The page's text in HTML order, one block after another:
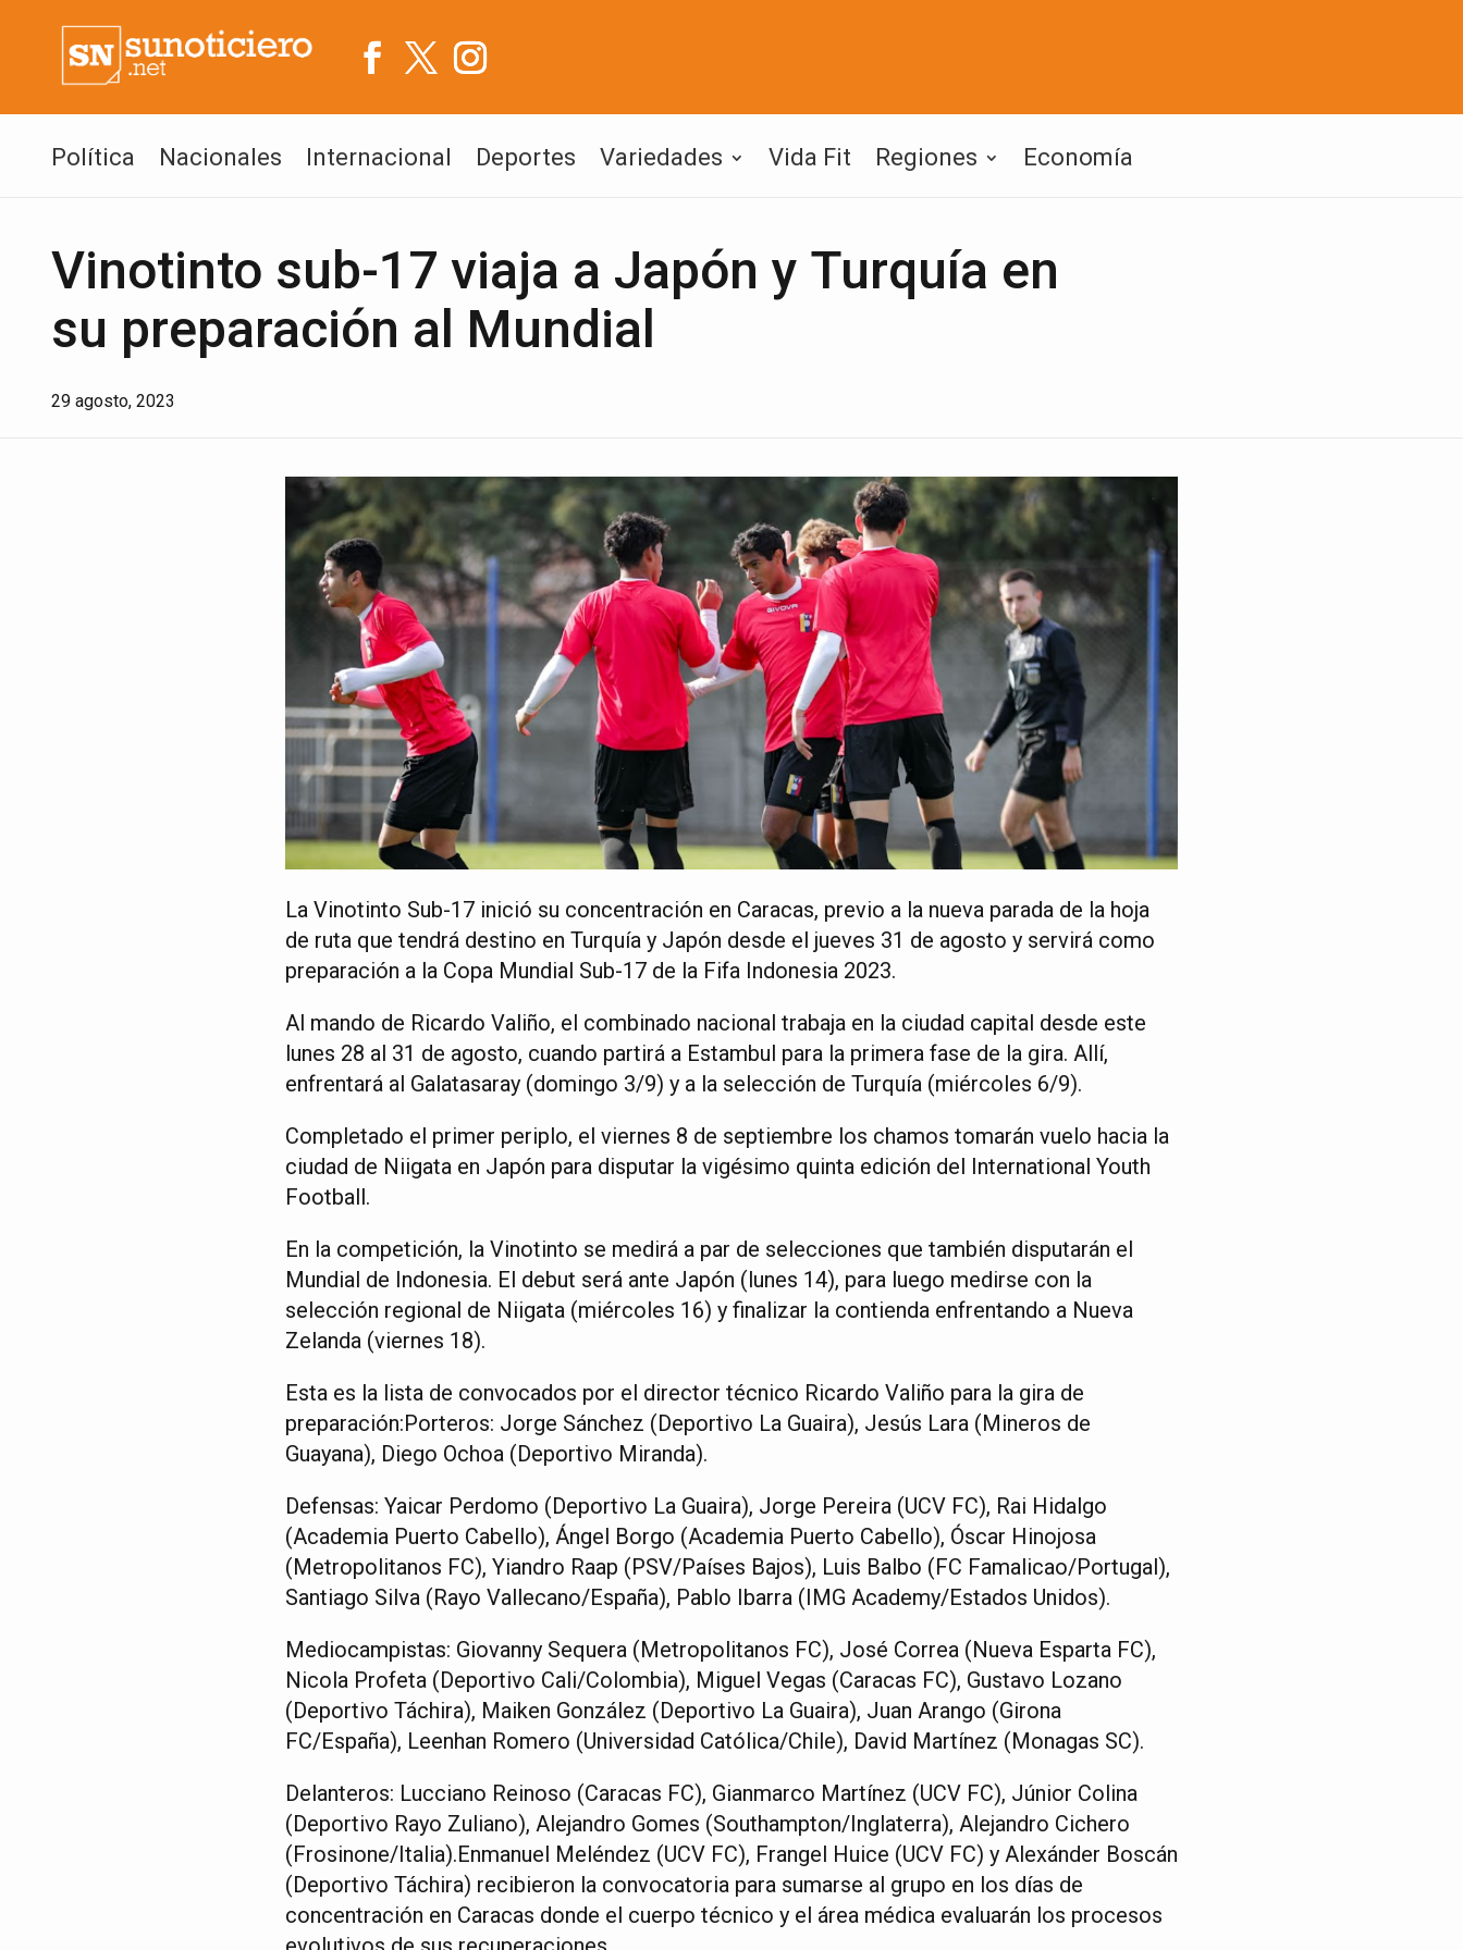
Política Nacionales Internacional Deportes Variedades Vida Fit Regiones Economía
Vinotinto sub-17 viaja a Japón y Turquía en
su preparación al Mundial
29 agosto, 2023
La Vinotinto Sub-17 inició su concentración en Caracas, previo a la nueva parada de la hoja
de ruta que tendrá destino en Turquía y Japón desde el jueves 31 de agosto y servirá como
preparación a la Copa Mundial Sub-17 de la Fifa Indonesia 2023.
Al mando de Ricardo Valiño, el combinado nacional trabaja en la ciudad capital desde este
lunes 28 al 31 de agosto, cuando partirá a Estambul para la primera fase de la gira. Allí,
enfrentará al Galatasaray (domingo 3/9) y a la selección de Turquía (miércoles 6/9).
Completado el primer periplo, el viernes 8 de septiembre los chamos tomarán vuelo hacia la
ciudad de Niigata en Japón para disputar la vigésimo quinta edición del International Youth
Football.
En la competición, la Vinotinto se medirá a par de selecciones que también disputarán el
Mundial de Indonesia. El debut será ante Japón (lunes 14), para luego medirse con la
selección regional de Niigata (miércoles 16) y finalizar la contienda enfrentando a Nueva
Zelanda (viernes 18).
Esta es la lista de convocados por el director técnico Ricardo Valiño para la gira de
preparación:Porteros: Jorge Sánchez (Deportivo La Guaira), Jesús Lara (Mineros de
Guayana), Diego Ochoa (Deportivo Miranda).
Defensas: Yaicar Perdomo (Deportivo La Guaira), Jorge Pereira (UCV FC), Rai Hidalgo
(Academia Puerto Cabello), Ángel Borgo (Academia Puerto Cabello), Óscar Hinojosa
(Metropolitanos FC), Yiandro Raap (PSV/Países Bajos), Luis Balbo (FC Famalicao/Portugal),
Santiago Silva (Rayo Vallecano/España), Pablo Ibarra (IMG Academy/Estados Unidos).
Mediocampistas: Giovanny Sequera (Metropolitanos FC), José Correa (Nueva Esparta FC),
Nicola Profeta (Deportivo Cali/Colombia), Miguel Vegas (Caracas FC), Gustavo Lozano
(Deportivo Táchira), Maiken González (Deportivo La Guaira), Juan Arango (Girona
FC/España), Leenhan Romero (Universidad Católica/Chile), David Martínez (Monagas SC).
Delanteros: Lucciano Reinoso (Caracas FC), Gianmarco Martínez (UCV FC), Júnior Colina
(Deportivo Rayo Zuliano), Alejandro Gomes (Southampton/Inglaterra), Alejandro Cichero
(Frosinone/Italia).Enmanuel Meléndez (UCV FC), Frangel Huice (UCV FC) y Alexánder Boscán
(Deportivo Táchira) recibieron la convocatoria para sumarse al grupo en los días de
concentración en Caracas donde el cuerpo técnico y el área médica evaluarán los procesos